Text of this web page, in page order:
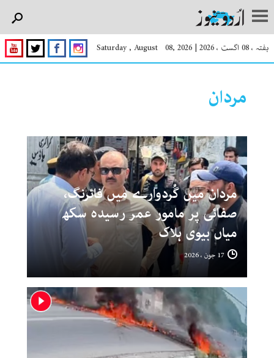
ہفتہ ، 08 اگست ، 2026 |
Saturday , August 08, 2026
مردان
مردان میں گُردوارے میں فائرنگ،
صفائی پر مامور عمر رسیدہ سکھ
میاں بیوی ہلاک